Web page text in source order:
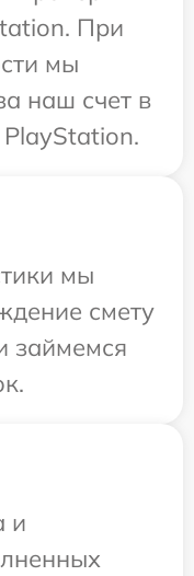
При
мы
наш счет в
мы
смету
займемся
и